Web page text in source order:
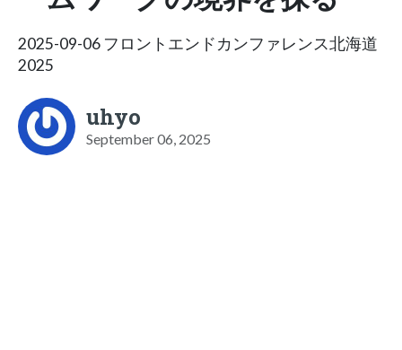
2025-09-06 フロントエンドカンファレンス北海道
2025
uhyo
September 06, 2025